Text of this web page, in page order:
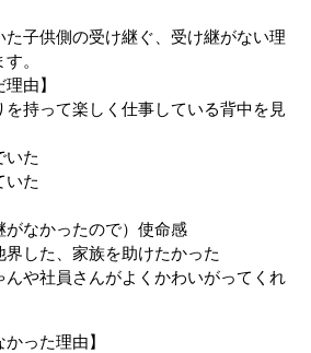
た子供側の受け継ぐ、受け継がない理
。
由】
を持って楽しく仕事している背中を見
いた
いた
がなかったので）使命感
界した、家族を助けたかった
んや社員さんがよくかわいがってくれ
った理由】